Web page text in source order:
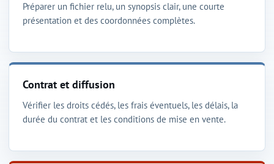
Préparer un fichier relu, un synopsis clair, une courte
présentation et des coordonnées complètes.
Contrat et diffusion
Vérifier les droits cédés, les frais éventuels, les délais, la
durée du contrat et les conditions de mise en vente.